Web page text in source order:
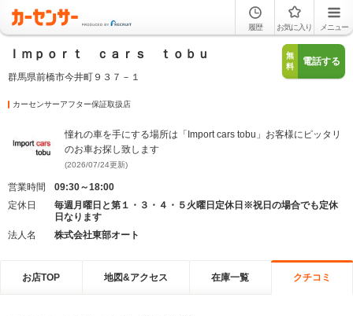
履歴 お気に入り メニュー
Ｉｍｐｏｒｔ ｃａｒｓ ｔｏｂｕ
群馬県前橋市今井町９３７－１
無
料
電話する
カーセンサーアフター保証取扱店
憧れの車を手にする場所は「Import cars tobu」お客様にピッタリ
のお車お探し致します
(2026/07/24更新)
営業時間
09:30～18:00
定休日
毎週月曜日と第１・３・４・５火曜日定休日※祝日の場合でも定休
日なります
法人名
株式会社東部オート
お店TOP 地図&アクセス 在庫一覧 クチコミ